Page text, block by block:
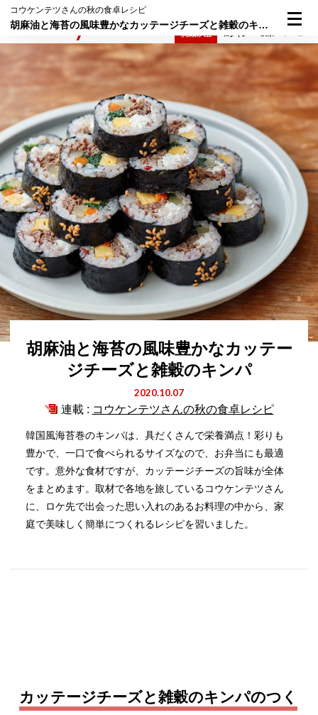
コウケンテツさんの秋の食卓レシピ
胡麻油と海苔の風味豊かなカッテージチーズと雑穀のキンパ
胡麻油と海苔の風味豊かなカッテー
ジチーズと雑穀のキンパ
2020.10.07
連載 : コウケンテツさんの秋の食卓レシピ
韓国風海苔巻のキンパは、具だくさんで栄養満点！彩りも
豊かで、一口で食べられるサイズなので、お弁当にも最適
です。意外な食材ですが、カッテージチーズの旨味が全体
をまとめます。取材で各地を旅しているコウケンテツさん
に、ロケ先で出会った思い入れのあるお料理の中から、家
庭で美味しく簡単につくれるレシピを習いました。
カッテージチーズと雑穀のキンパのつく